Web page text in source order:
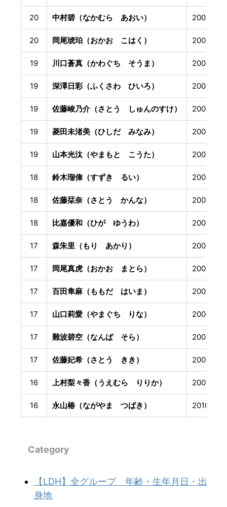
20 中村碧（なかむら あおい） 2005年9
20 岡尾琥珀（おかお こはく） 2005年
19 川口蒼真（かわぐち そうま） 2006年9
19 深澤日彩（ふくさわ ひいろ） 2006年11
19 佐藤峻乃介（さとう しゅんのすけ） 2006年11
19 菱田未渚美（ひしだ みなみ） 2006年
19 山本光汰（やまもと こうた） 2007年3
18 鈴木瑠偉（すずき るい） 2007年8
18 佐藤栞奈（さとう かんな） 2007年9
18 比嘉優和（ひが ゆうわ） 2007年
17 森朱里（もり あかり） 2008年4
17 岡尾真虎（おかお まとら） 2008年5
17 百田隼麻（ももだ はいま） 2008年5
17 山口莉愛（やまぐち りな） 2008年
17 難波碧空（なんば そら） 2009年1
17 佐藤妃希（さとう きき） 2009年1
16 上村梨々香（うえむら りりか） 2009年5
16 永山椿（ながやま つばき） 2010年1
Category
【LDH】全グループ 年齢・生年月日・出
身地